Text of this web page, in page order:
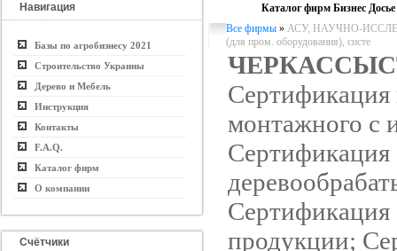
Навигация
Базы по агробизнесу 2021
Строительство Украины
Дерево и Мебель
Инструкция
Контакты
F.A.Q.
Каталог фирм
О компании
Счётчики
Каталог фирм Бизнес Досье
Все фирмы » АСУ, НАУЧНО-
(для пром. оборудования), систе
Сертификация
монтажного с
Сертификация
Сертификация
продукции;